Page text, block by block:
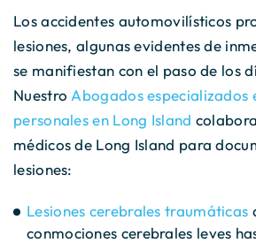
Los accidentes automovilísticos
lesiones, algunas evidentes de
se manifiestan con el paso de los
Nuestro Abogados especializados
personales en Long Island
médicos de Long Island para
lesiones:
Lesiones cerebrales traumáticas
conmociones cerebrales leves